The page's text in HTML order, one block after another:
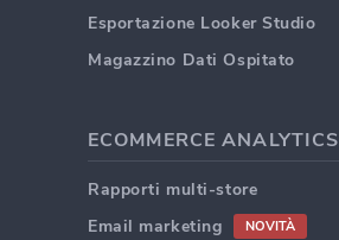
Esportazione Looker Studio
Magazzino Dati Ospitato
ECOMMERCE ANALYTICS
Rapporti multi-store
Email marketing
NOVITÀ